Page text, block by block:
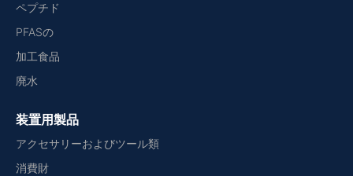
ペプチド
PFASの
加工食品
廃水
装置用製品
アクセサリーおよびツール類
消費財